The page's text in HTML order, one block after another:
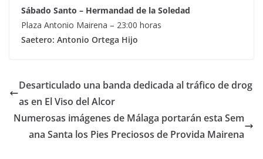
Sábado Santo – Hermandad de la Soledad
Plaza Antonio Mairena – 23:00 horas
Saetero: Antonio Ortega Hijo
Desarticulado una banda dedicada al tráfico de drog
as en El Viso del Alcor
Numerosas imágenes de Málaga portarán esta Sem
ana Santa los Pies Preciosos de Provida Mairena